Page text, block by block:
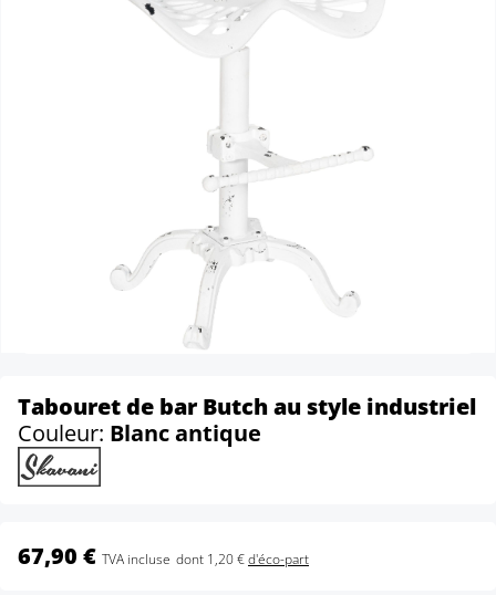
Tabouret de bar Butch au style industriel
Couleur: Blanc antique
67,90 € TVA incluse dont 1,20 €d'éco-part